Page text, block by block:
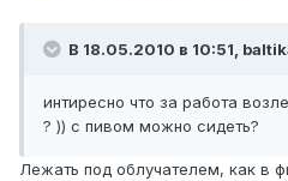
В 18.05.2010 в 10:51,
интиресно что за работа
? )) с пивом можно сидеть?
Лежать под облучателем, как в